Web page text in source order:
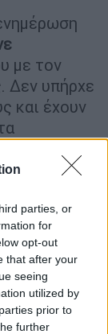
parties, or
for
opt-out
that after your
seeing
utilized by
prior to
further
με τον
. Δεν υπήρχε
και έχουν
στην
την
άμεσα και